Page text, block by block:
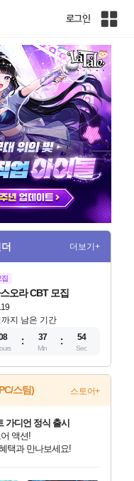
로그인
인
체
사
트
맵
더보기+
집
오라 CBT 모집
지 남은 기간
37
Min
53
Sec
스팀) 스토어+
가디언 정식 출시
액션!
택과 만나보세요!